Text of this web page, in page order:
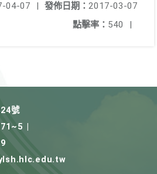
發佈日期： 2017-03-07
04-07
|
點擊率： 540 |
號